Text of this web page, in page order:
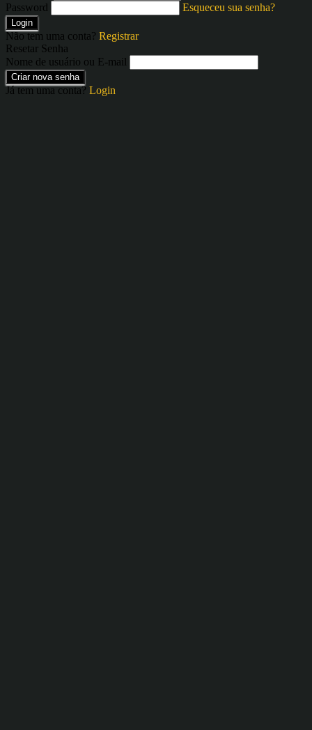
Password
Esqueceu sua senha?
Login
Não tem uma conta? Registrar
Resetar Senha
Nome de usuário ou E-mail
Criar nova senha
Já tem uma conta? Login